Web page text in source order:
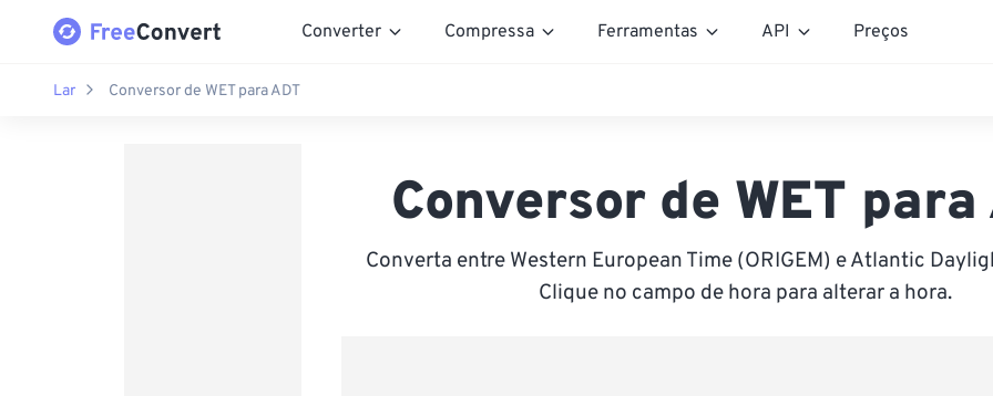
Converter Compressa Ferramentas API Preços
Lar Conversor de WET para ADT
Conversor de WET para
Converta entre Western European Time (ORIGEM) e Atlantic
Clique no campo de hora para alterar a hora.